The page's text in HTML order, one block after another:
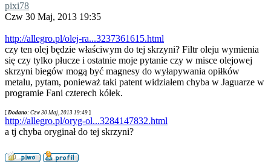
pixi78
Czw 30 Maj, 2013 19:35
http://allegro.pl/olej-ra...3237361615.html
czy ten olej będzie właściwym do tej skrzyni? Filtr oleju wymienia
się czy tylko płucze i ostatnie moje pytanie czy w misce olejowej
skrzyni biegów mogą być magnesy do wyłapywania opiłków
metalu, pytam, ponieważ taki patent widziałem chyba w Jaguarze w
programie Fani czterech kółek.
[ Dodano: Czw 30 Maj, 2013 19:49 ]
http://allegro.pl/oryg-ol...3284147832.html
a tj chyba oryginał do tej skrzyni?